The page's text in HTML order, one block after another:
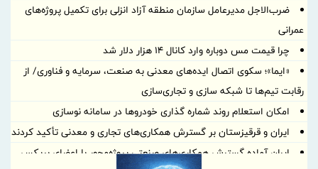
ضرب‌الاجل مدیرعامل سازمان منطقه آزاد انزلی برای تكمیل پروژه‌های
عمرانی
چرا قیمت مس دوباره وارد کانال ۱۴ هزار دلار شد
«ایما»؛ سکوی اتصال ایده‌های معدنی به صنعت، سرمایه و فناوری/ از
رقابت تیم‌ها تا شبکه سازی و تجاری‌سازی
امکان استعلام روند شماره گذاری خودروها در سامانه نوسازی
ایران و قرقیزستان بر گسترش همکاری‌های تجاری و معدنی تأکید کردند
ایران آماده گسترش همکاری‌های صنعتی پروژه‌محور با اعضای بریکس